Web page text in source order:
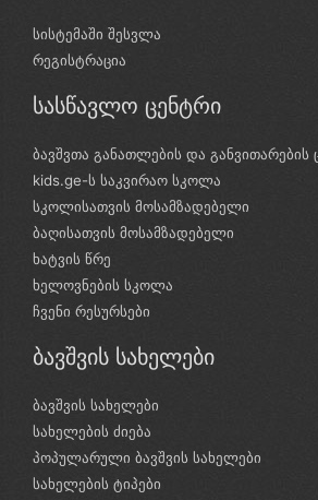
სისტემაში შესვლა
რეგისტრაცია
სასწავლო ცენტრი
ბავშვთა განათლების და განვითარების
kids.ge-ს საკვირაო სკოლა
სკოლისათვის მოსამზადებელი
ბაღისათვის მოსამზადებელი
ხატვის წრე
ხელოვნების სკოლა
ჩვენი რესურსები
ბავშვის სახელები
ბავშვის სახელები
სახელების ძიება
პოპულარული ბავშვის სახელები
სახელების ტიპები